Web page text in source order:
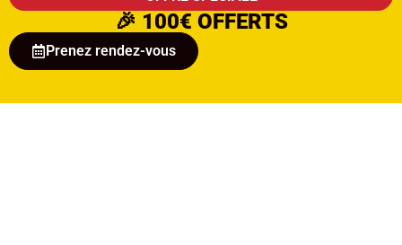
🎉 100€ OFFERTS
Prenez rendez-vous